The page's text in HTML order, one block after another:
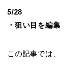
5/28
・狙い目を編集
この記事では、